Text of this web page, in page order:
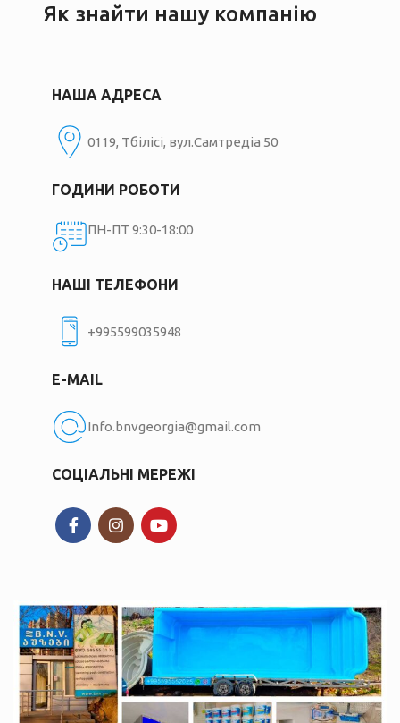
Як знайти нашу компанію
НАША АДРЕСА
0119, Тбілісі, вул.Самтредіа 50
ГОДИНИ РОБОТИ
ПН-ПТ 9:30-18:00
НАШІ ТЕЛЕФОНИ
+995599035948
E-MAIL
Info.bnvgeorgia@gmail.com
СОЦІАЛЬНІ МЕРЕЖІ